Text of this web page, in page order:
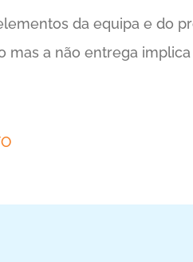
da equipa e do
a não entrega